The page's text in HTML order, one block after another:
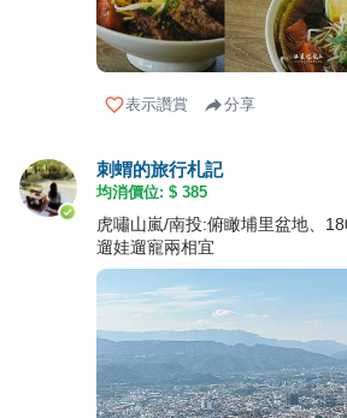
表示讚賞 分享
刺蝟的旅行札記
均消價位: $ 385
虎嘯山嵐/南投:俯瞰埔里盆地、
遛娃遛寵兩相宜